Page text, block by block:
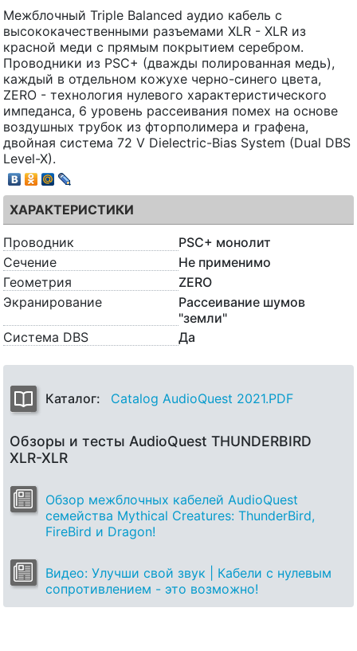
Межблочный Triple Balanced аудио кабель с
высококачественными разъемами XLR - XLR из
красной меди с прямым покрытием серебром.
Проводники из PSC+ (дважды полированная медь),
каждый в отдельном кожухе черно-синего цвета,
ZERO - технология нулевого характеристического
импеданса, 6 уровень рассеивания помех на основе
воздушных трубок из фторполимера и графена,
двойная система 72 V Dielectric-Bias System (Dual DBS
Level-X).
ХАРАКТЕРИСТИКИ
Проводник
PSC+ монолит
Сечение
Не применимо
Геометрия
ZERO
Экранирование
Рассеивание шумов
"земли"
Система DBS
Да
Каталог: Catalog AudioQuest 2021.PDF
Обзоры и тесты AudioQuest THUNDERBIRD
XLR-XLR
Обзор межблочных кабелей AudioQuest
семейства Mythical Creatures: ThunderBird,
FireBird и Dragon!
Видео: Улучши свой звук | Кабели с нулевым
сопротивлением - это возможно!